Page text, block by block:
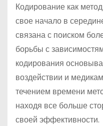
Кодирование как
свое начало в
связана с поиском
борьбы с
кодирования
воздействии и
течением времени
находя все больше
своей эффективности.